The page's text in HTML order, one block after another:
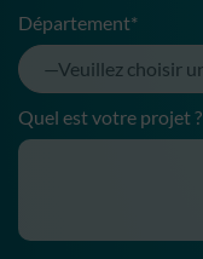
Département*
Quel est votre projet ?